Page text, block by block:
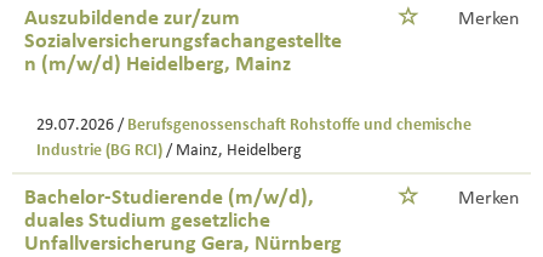
Auszubildende zur/zum
Sozialversicherungsfachangestellte
n (m/w/d) Heidelberg, Mainz
Merken
29.07.2026 / Berufsgenossenschaft Rohstoffe und chemische
Industrie (BG RCI) / Mainz, Heidelberg
Bachelor-Studierende (m/w/d),
duales Studium gesetzliche
Unfallversicherung Gera, Nürnberg
Merken